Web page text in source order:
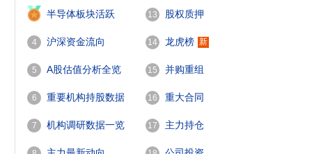
3
半导体板块活跃
4 沪深资金流向
5 A股估值分析全览
6 重要机构持股数据
7 机构调研数据一览
13 股权质押
14 龙虎榜 新
15 并购重组
16 重大合同
17 主力持仓